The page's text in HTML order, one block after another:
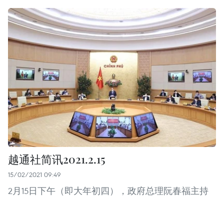
越通社简讯2021.2.15
15/02/2021 09:49
2月15日下午（即大年初四），政府总理阮春福主持